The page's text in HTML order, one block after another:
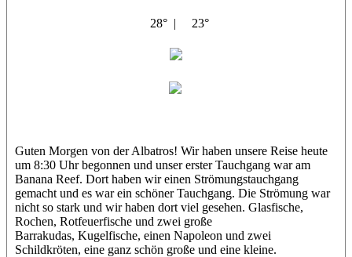
28° | 23°
Guten Morgen von der Albatros! Wir haben unsere Reise heute
um 8:30 Uhr begonnen und unser erster Tauchgang war am
Banana Reef. Dort haben wir einen Strömungstauchgang
gemacht und es war ein schöner Tauchgang. Die Strömung war
nicht so stark und wir haben dort viel gesehen. Glasfische,
Rochen, Rotfeuerfische und zwei große
Barrakudas, Kugelfische, einen Napoleon und zwei
Schildkröten, eine ganz schön große und eine kleine.